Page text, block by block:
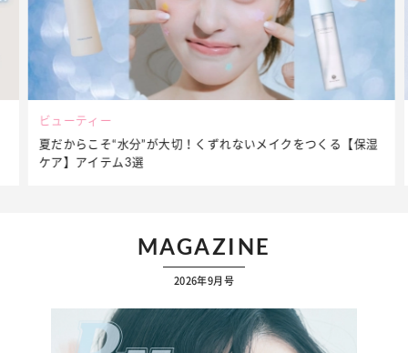
ビューティー
夏だからこそ“水分”が大切！くずれないメイクをつくる【保湿
ケア】アイテム3選
MAGAZINE
2026年9月号